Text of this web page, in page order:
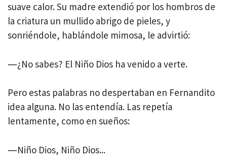
suave calor. Su madre extendió por los hombros de
la criatura un mullido abrigo de pieles, y
sonriéndole, hablándole mimosa, le advirtió:
―¿No sabes? El Niño Dios ha venido a verte.
Pero estas palabras no despertaban en Fernandito
idea alguna. No las entendía. Las repetía
lentamente, como en sueños:
―Niño Dios, Niño Dios...